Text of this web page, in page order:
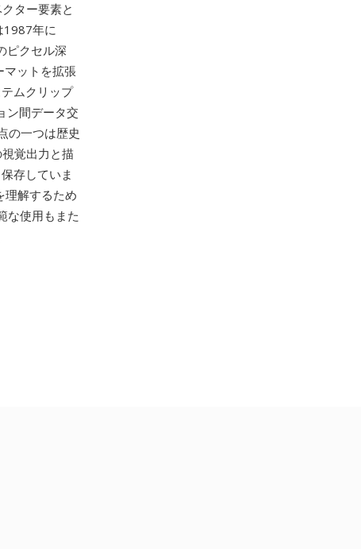
ター要素と
1987年に
ピクセル深
マットを拡張
ムクリップ
ン間データ交
の一つは歴史
覚出力と描
存していま
解するため
な使用もまた